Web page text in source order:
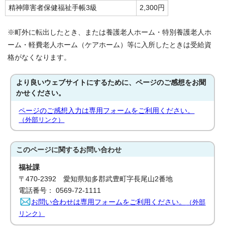
精神障害者保健福祉手帳3級 2,300円
※町外に転出したとき、または養護老人ホーム・特別養護老人ホ
ーム・軽費老人ホーム（ケアホーム）等に入所したときは受給資
格がなくなります。
より良いウェブサイトにするために、ページのご感想をお聞
かせください。
ページのご感想入力は専用フォームをご利用ください。
（外部リンク）
このページに関するお問い合わせ
福祉課
〒470-2392 愛知県知多郡武豊町字長尾山2番地
電話番号： 0569-72-1111
お問い合わせは専用フォームをご利用ください。
（外部
リンク）